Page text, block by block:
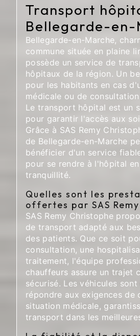
Transport
Bellegarde-en-
Bellegarde-en-Marche,
commune située en plaine
possède un service de
hôpitaux de la région. Un
pour les habitants en cas
médicale ou de
Le transport hôpital est un
pour garantir l'accès aux
Grâce à SAS Remy
de Bellegarde-en-Marche
bénéficier d'un service
pour se rendre à l'hôpital
tranquillité.
Quelles sont les
offertes par SAS
SAS Remy Christophe
de transport adapté aux
des patients. Que ce soit
consultation, une
traitement, l'équipe
chauffeurs assure un trajet
sécurisé. Les véhicules
répondre aux exigences de
situation médicale,
transport dans les